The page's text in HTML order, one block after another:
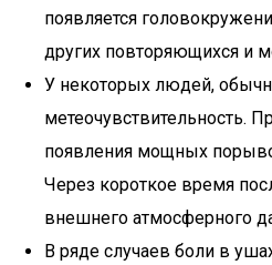
появляется
других повторяющихся и
У некоторых людей,
метеочувствительность.
появления мощных
Через короткое время
внешнего атмосферного
В ряде случаев боли в